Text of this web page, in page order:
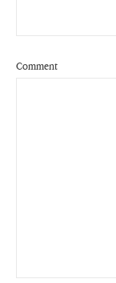
Comment